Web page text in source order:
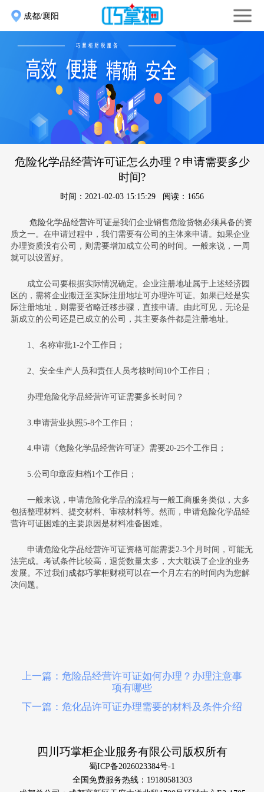
成都/襄阳
危险化学品经营许可证怎么办理？申请需要多少
时间?
时间：2021-02-03 15:15:29 阅读：1656
危险化学品经营许可证是我们企业销售危险货物必须具备的资
质之一。在申请过程中，我们需要有公司的主体来申请。如果企业
办理资质没有公司，则需要增加成立公司的时间。一般来说，一周
就可以设置好。
成立公司要根据实际情况确定。企业注册地址属于上述经济园
区的，需将企业搬迁至实际注册地址可办理许可证。如果已经是实
际注册地址，则需要省略迁移步骤，直接申请。由此可见，无论是
新成立的公司还是已成立的公司，其主要条件都是注册地址。
1、名称审批1-2个工作日；
2、安全生产人员和责任人员考核时间10个工作日；
办理危险化学品经营许可证需要多长时间？
3.申请营业执照5-8个工作日；
4.申请《危险化学品经营许可证》需要20-25个工作日；
5.公司印章应归档1个工作日；
一般来说，申请危险化学品的流程与一般工商服务类似，大多
包括整理材料、提交材料、审核材料等。然而，申请危险化学品经
营许可证困难的主要原因是材料准备困难。
申请危险化学品经营许可证资格可能需要2-3个月时间，可能无
法完成。考试条件比较高，退货数量太多，大大耽误了企业的业务
发展。不过我们成都巧掌柜财税可以在一个月左右的时间内为您解
决问题。
上一篇：危险品经营许可证如何办理？办理注意事
项有哪些
下一篇：危化品许可证办理需要的材料及条件介绍
四川巧掌柜企业服务有限公司版权所有
蜀ICP备2026023384号-1
全国免费服务热线：19180581303